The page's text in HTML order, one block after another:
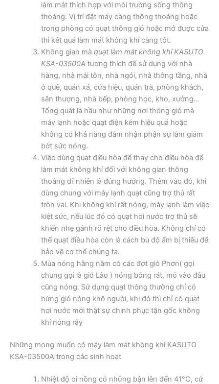
làm mát thích hợp với môi trường sống thông
thoáng. Vị trí đặt máy càng thông thoáng hoặc
trong phòng có quạt thông gió hoặc mở được cửa
thì kết quả làm mát không khí càng tốt.
Không gian mà quạt làm mát không khí KASUTO
KSA-03500A tương thích để sử dụng với nhà
hàng, nhà mái tôn, nhà ngói, nhà thông tầng, nhà
ở quê, quán xá, cửa hiệu, quán trà, phòng khách,
sân thượng, nhà bếp, phòng học, kho, xưởng…
Tổng quát là hầu như những nơi thông gió mà
máy lạnh hoặc quạt điện kém hiệu quả hoặc
không có khả năng đảm nhận phận sự làm giảm
bớt sức nóng.
Việc dùng quạt điều hòa để thay cho điều hòa để
làm mát không khí đối với không gian thông
thoáng dĩ nhiên là đúng hướng. Thêm vào đó, khi
dùng chung với máy lạnh quạt cũng trợ thủ rất
tròn vai. Khi không khí rất nóng, máy lạnh làm việc
kiệt sức, nếu lúc đó có quạt hơi nước trợ thủ sẽ
khiến nhẹ gánh rõ rệt cho điều hòa. Không chỉ có
thế quạt điều hòa còn là cách bù độ ẩm bị thiếu để
bảo vệ cơ thể chúng ta.
Mùa nóng hằng năm có các đợt gió Phơn( gọi
chung gọi là gió Lào ) nóng bỏng rát, mó vào đâu
cũng nóng. Sử dụng quạt thông thường chỉ có
hứng gió nóng khô người, khi đó thì chỉ có quạt
hơi nước mới thật sự chinh phục tận gốc không
khí nóng rẫy
Những mong muốn có máy làm mát không khí KASUTO
KSA-03500A trong các sinh hoạt
Nhiệt độ oi nồng có những bận lên đến 41°C, cứ